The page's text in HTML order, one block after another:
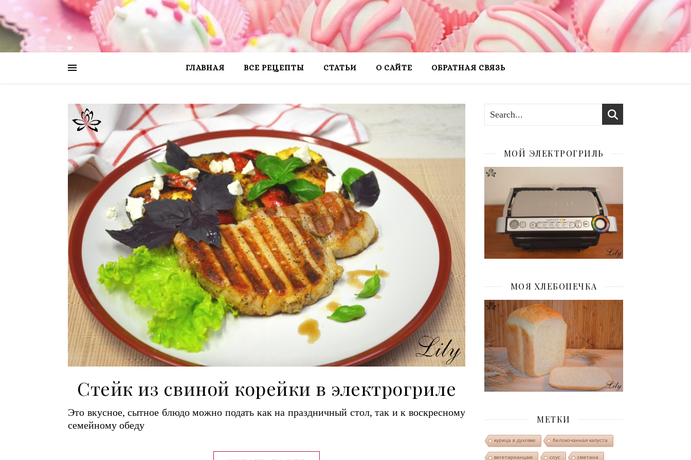
ГЛАВНАЯ ВСЕ РЕЦЕПТЫ СТАТЬИ О САЙТЕ ОБРАТНАЯ СВЯЗЬ
Стейк из свиной корейки в электрогриле
Это вкусное, сытное блюдо можно подать как на праздничный стол, так и к воскресному
семейному обеду
МОЙ ЭЛЕКТРОГРИЛЬ
МОЯ ХЛЕБОПЕЧКА
МЕТКИ
курица в духовке белокочанная капуста
вегетарианцам соус сметана